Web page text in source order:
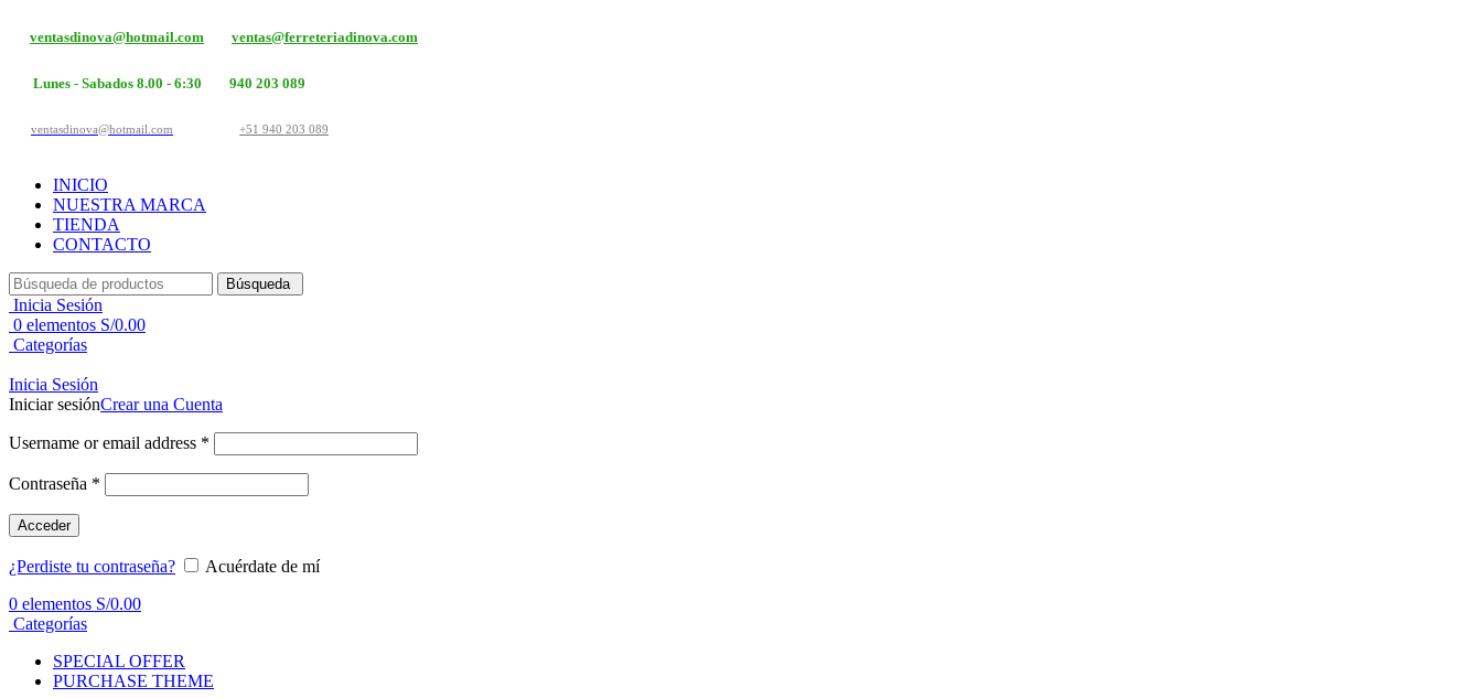
ventasdinova@hotmail.com ventas@ferreteriadinova.com
Lunes - Sabados 8.00 - 6:30 940 203 089
ventasdinova@hotmail.com +51 940 203 089
INICIO
NUESTRA MARCA
TIENDA
CONTACTO
Búsqueda
Inicia Sesión
0 elementos S/0.00
Categorías
Inicia Sesión
Iniciar sesiónCrear una Cuenta
Username or email address *
Contraseña *
Acceder
¿Perdiste tu contraseña?
Acuérdate de mí
0 elementos S/0.00
Categorías
SPECIAL OFFER
PURCHASE THEME